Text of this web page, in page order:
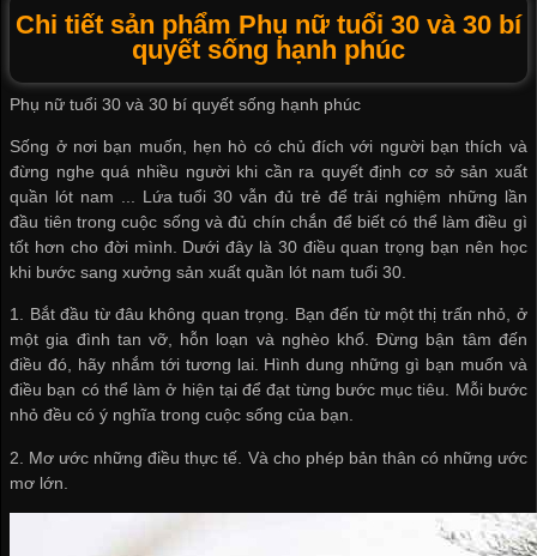
Chi tiết sản phẩm Phụ nữ tuổi 30 và 30 bí
quyết sống hạnh phúc
Phụ nữ tuổi 30 và 30 bí quyết sống hạnh phúc
Sống ở nơi bạn muốn, hẹn hò có chủ đích với người bạn thích và
đừng nghe quá nhiều người khi cần ra quyết địnhcơ sở sản xuất
quần lót nam ... Lứa tuổi 30 vẫn đủ trẻ để trải nghiệm những lần
đầu tiên trong cuộc sống và đủ chín chắn để biết có thể làm điều gì
tốt hơn cho đời mình. Dưới đây là 30 điều quan trọng bạn nên học
khi bước sangxưởng sản xuất quần lót nam tuổi 30.
1. Bắt đầu từ đâu không quan trọng. Bạn đến từ một thị trấn nhỏ, ở
một gia đình tan vỡ, hỗn loạn và nghèo khổ. Đừng bận tâm đến
điều đó, hãy nhắm tới tương lai. Hình dung những gì bạn muốn và
điều bạn có thể làm ở hiện tại để đạt từng bước mục tiêu. Mỗi bước
nhỏ đều có ý nghĩa trong cuộc sống của bạn.
2. Mơ ước những điều thực tế. Và cho phép bản thân có những ước
mơ lớn.